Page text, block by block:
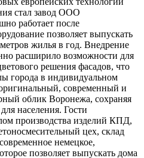
стал завод ООО
работает после
позволяет выпускать
жилья в год. Внедрение
расширило возможности для
решения фасадов, что
города в индивидуальном
современный и
облик Воронежа, сохраняя
населения. Гости
производства изделий КПД,
цех, склад
немецкое,
позволяет выпускать дома